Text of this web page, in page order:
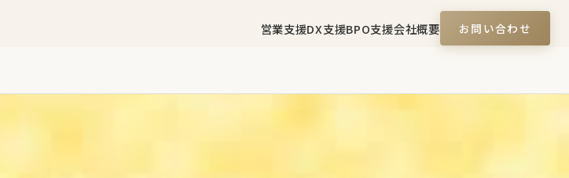
営業支援DX支援BPO支援会社概要 お問い合わせ